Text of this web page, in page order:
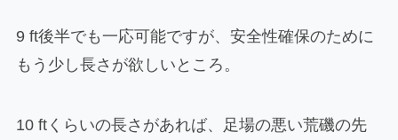
9 ft後半でも一応可能ですが、安全性確保のために
もう少し長さが欲しいところ。
10 ftくらいの長さがあれば、足場の悪い荒磯の先